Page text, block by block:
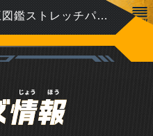
最強王図鑑ストレッチパンツ